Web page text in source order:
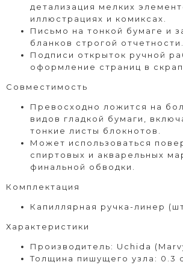
детализация мелких
иллюстрациях и комиксах.
Письмо на тонкой бумаге и
бланков строгой отчетности.
Подписи открыток ручной
оформление страниц в
Совместимость
Превосходно ложится на
видов гладкой бумаги,
тонкие листы блокнотов.
Может использоваться
спиртовых и акварельных
финальной обводки.
Комплектация
Капиллярная ручка-линер
Характеристики
Производитель: Uchida
Толщина пишущего узла: 0.3